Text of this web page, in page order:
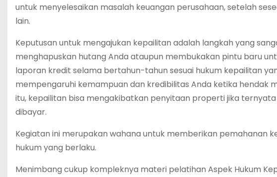
untuk menyelesaikan masalah keuangan perusahaan, setelah
lain.
Keputusan untuk mengajukan kepailitan adalah langkah yang
menghapuskan hutang Anda ataupun membukakan pintu baru
laporan kredit selama bertahun-tahun sesuai hukum kepailitan
mempengaruhi kemampuan dan kredibilitas Anda ketika hendak
itu, kepailitan bisa mengakibatkan penyitaan properti jika
dibayar.
Kegiatan ini merupakan wahana untuk memberikan pemahanan
hukum yang berlaku.
Menimbang cukup kompleknya materi pelatihan Aspek Hukum